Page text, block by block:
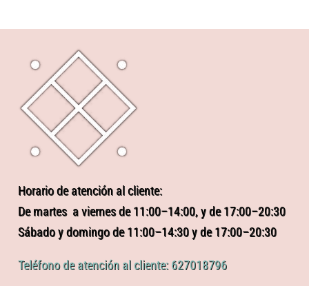
Horario de atención al cliente:
De martes a viernes de 11:00–14:00, y de 17:00–20:30
Sábado y domingo de 11:00–14:30 y de 17:00–20:30
Teléfono de atención al cliente: 627018796